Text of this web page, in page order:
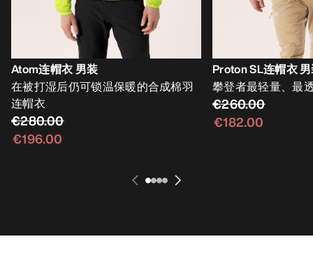
Atom连帽衣 男装
在被打湿后仍可锁温保暖的合成棉羽
连帽衣
€280.00
€196.00
Proton SL连帽衣
攀登者最轻量、最
€260.00
€182.00